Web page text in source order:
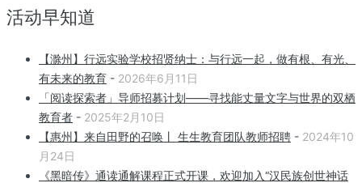
活动早知道
【滁州】行远实验学校招贤纳士：与行远一起，做有根、有光、
有未来的教育 - 2026年6月11日
「阅读探索者」导师招募计划——寻找能丈量文字与世界的双栖
教育者 - 2025年2月10日
【惠州】来自田野的召唤丨 生生教育团队教师招聘 - 2024年10
月24日
《黑暗传》通读通解课程正式开课，欢迎加入“汉民族创世神话